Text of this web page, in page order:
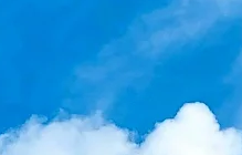
スポーツは私たちに健康
子どもたちの心と体を強
アスリートの躍動とスポ
人々に感動と活力を与えて